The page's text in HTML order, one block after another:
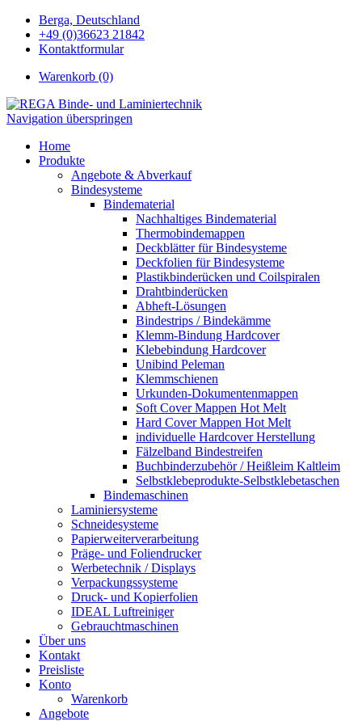
Berga, Deutschland
+49 (0)36623 21842
Kontaktformular
Warenkorb (0)
Navigation überspringen
Home
Produkte
Angebote & Abverkauf
Bindesysteme
Bindematerial
Nachhaltiges Bindematerial
Thermobindemappen
Deckblätter für Bindesysteme
Deckfolien für Bindesysteme
Plastikbinderücken und Coilspiralen
Drahtbinderücken
Abheft-Lösungen
Bindestrips / Bindekämme
Klemm-Bindung Hardcover
Klebebindung Hardcover
Unibind Peleman
Klemmschienen
Urkunden-Dokumentenmappen
Soft Cover Mappen Hot Melt
Hard Cover Mappen Hot Melt
individuelle Hardcover Herstellung
Fälzelband Bindestreifen
Buchbinderzubehör / Heißleim Kaltleim
Selbstklebeprodukte-Selbstklebetaschen
Bindemaschinen
Laminiersysteme
Schneidesysteme
Papierweiterverarbeitung
Präge- und Foliendrucker
Werbetechnik / Displays
Verpackungssysteme
Druck- und Kopierfolien
IDEAL Luftreiniger
Gebrauchtmaschinen
Über uns
Kontakt
Preisliste
Konto
Warenkorb
Angebote